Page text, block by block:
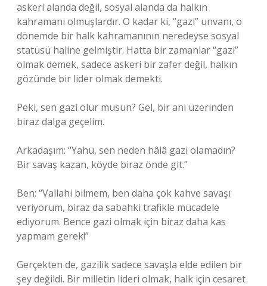
askeri alanda değil, sosyal alanda da halkın
kahramanı olmuşlardır. O kadar ki, “gazi” unvanı, o
dönemde bir halk kahramanının neredeyse sosyal
statüsü haline gelmiştir. Hatta bir zamanlar “gazi”
olmak demek, sadece askeri bir zafer değil, halkın
gözünde bir lider olmak demekti.
Peki, sen gazi olur musun? Gel, bir anı üzerinden
biraz dalga geçelim.
Arkadaşım: “Yahu, sen neden hâlâ gazi olamadın?
Bir savaş kazan, köyde biraz önde git.”
Ben: “Vallahi bilmem, ben daha çok kahve savaşı
veriyorum, biraz da sabahki trafikle mücadele
ediyorum. Bence gazi olmak için biraz daha kas
yapmam gerek!”
Gerçekten de, gazilik sadece savaşla elde edilen bir
şey değildi. Bir milletin lideri olmak, halk için cesaret